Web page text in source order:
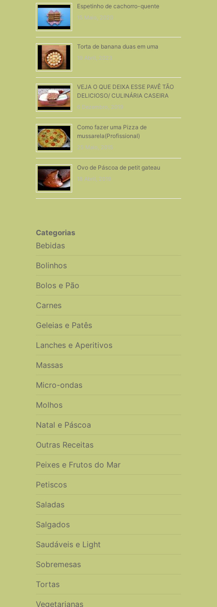
Espetinho de cachorro-quente
15 Maio, 2020
Torta de banana duas em uma
19 Abril, 2023
VEJA O QUE DEIXA ESSE PAVÊ TÃO
DELICIOSO/ CULINÁRIA CASEIRA
6 Dezembro, 2019
Como fazer uma Pizza de
mussarela(Profissional)
25 Maio, 2015
Ovo de Páscoa de petit gateau
18 Abril, 2019
Categorias
Bebidas
Bolinhos
Bolos e Pão
Carnes
Geleias e Patês
Lanches e Aperitivos
Massas
Micro-ondas
Molhos
Natal e Páscoa
Outras Receitas
Peixes e Frutos do Mar
Petiscos
Saladas
Salgados
Saudáveis e Light
Sobremesas
Tortas
Vegetarianas